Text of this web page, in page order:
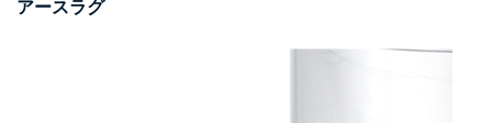
アースラグ